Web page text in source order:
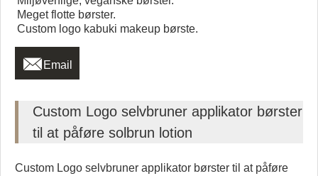
Meget flotte børster.
Custom logo kabuki makeup børste.
 Email
Custom Logo selvbruner applikator børster
til at påføre solbrun lotion
Custom Logo selvbruner applikator børster til at påføre